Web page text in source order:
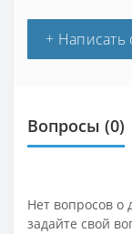
+ Написать
Вопросы (0)
Нет вопросов о
задайте свой